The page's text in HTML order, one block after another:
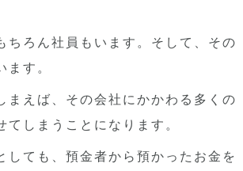
ちろん社員もいます。そして、その
ます。
まえば、その会社にかかわる多くの
てしまうことになります。
しても、預金者から預かったお金を